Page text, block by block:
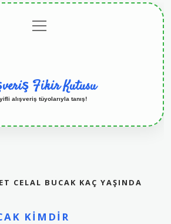
menüyü
aç
Fikir Kutusu
alışveriş tüyolarıyla tanış!
CELAL BUCAK KAÇ YAŞINDA
KIMDIR